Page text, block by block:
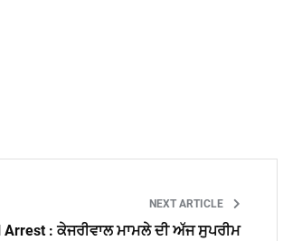
NEXT ARTICLE
Arrest : ਕੇਜਰੀਵਾਲ ਮਾਮਲੇ ਦੀ ਅੱਜ ਸੁਪਰੀਮ